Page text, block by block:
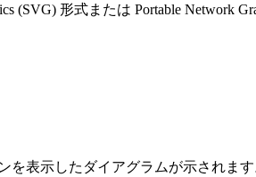
(SVG) 形式または Portable Network
を表示したダイアグラムが示されま